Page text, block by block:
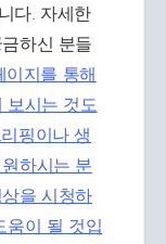
다. 자세한
하신 분들
이지를 통해
보시는 것도
핑이나 생
하시는 분
을 시청하
움이 될 것입